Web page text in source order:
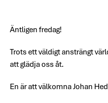
Äntligen fredag!
Trots ett väldigt ansträngt
att glädja oss åt.
En är att välkomna Johan